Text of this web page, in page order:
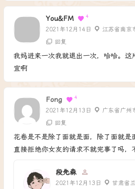
You&FM 4
2021年12月14日 江苏省南京
回复
我妈进来一次我就退出一次，哈哈。这
宜啊
Fong 4
2021年12月13日 广东省广州
回复
花卷是不是除了面就是面，除了面就是
直接拒绝你女友的请求不就完事了吗，
段先森
2021年12月13日 甘肃省